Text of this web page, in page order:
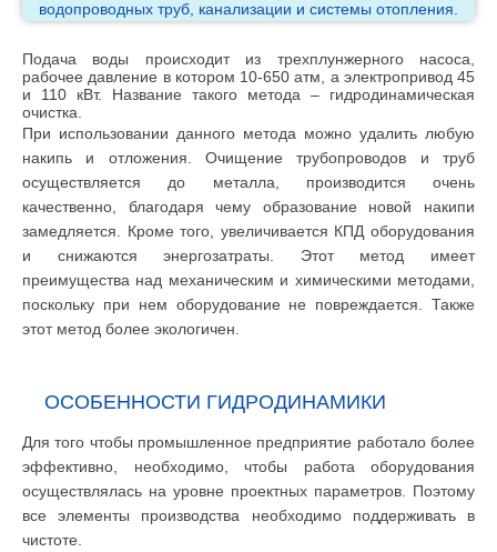
водопроводных труб, канализации и системы отопления.
Подача воды происходит из трехплунжерного насоса,
рабочее давление в котором 10-650 атм, а электропривод 45
и 110 кВт. Название такого метода – гидродинамическая
очистка.
При использовании данного метода можно удалить любую
накипь и отложения. Очищение трубопроводов и труб
осуществляется до металла, производится очень
качественно, благодаря чему образование новой накипи
замедляется. Кроме того, увеличивается КПД оборудования
и снижаются энергозатраты. Этот метод имеет
преимущества над механическим и химическими методами,
поскольку при нем оборудование не повреждается. Также
этот метод более экологичен.
ОСОБЕННОСТИ ГИДРОДИНАМИКИ
Для того чтобы промышленное предприятие работало более
эффективно, необходимо, чтобы работа оборудования
осуществлялась на уровне проектных параметров. Поэтому
все элементы производства необходимо поддерживать в
чистоте.